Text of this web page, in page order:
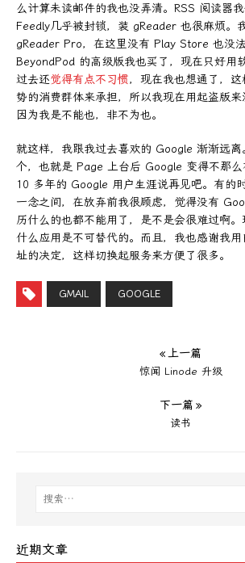
么计算未读邮件的我也没弄清。RSS 阅读器
Feedly几乎被封锁，装 gReader 也很麻烦。
gReader Pro，在这里没有 Play Store 也没
BeyondPod 的高级版我也买了，现在只好用
过去还觉得有点不习惯，现在我也想通了，
势的消费群体来承担，所以我现在用起盗版来
因为我是不能也，非不为也。
就这样，我跟我过去喜欢的 Google 渐渐远离
个，也就是 Page 上台后 Google 变得不那
10 多年的 Google 用户生涯说再见吧。有的
一念之间，在放弃前我很顾虑，觉得没有
历什么的也都不能用了，是不是会很难过啊
什么应用是不可替代的。而且，我也感谢我
址的决定，这样切换起服务来方便了很多。
GMAIL GOOGLE
« 上一篇
惊闻 Linode 升级
下一篇 »
读书
近期文章